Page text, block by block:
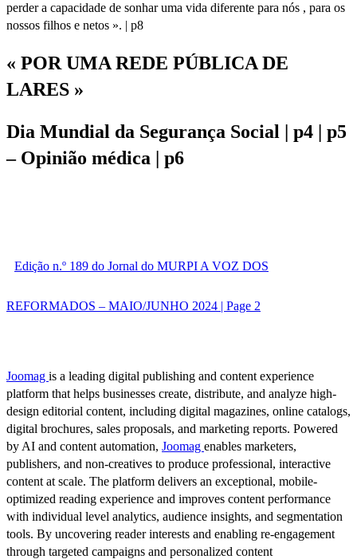
perder a capacidade de sonhar uma vida diferente para nós , para os
nossos filhos e netos ». | p8
« POR UMA REDE PÚBLICA DE
LARES »
Dia Mundial da Segurança Social | p4 | p5
– Opinião médica | p6
Edição n.º 189 do Jornal do MURPI A VOZ DOS
REFORMADOS – MAIO/JUNHO 2024 | Page 2
Joomag is a leading digital publishing and content experience
platform that helps businesses create, distribute, and analyze high-
design editorial content, including digital magazines, online catalogs,
digital brochures, sales proposals, and marketing reports. Powered
by AI and content automation, Joomag enables marketers,
publishers, and non-creatives to produce professional, interactive
content at scale. The platform delivers an exceptional, mobile-
optimized reading experience and improves content performance
with individual level analytics, audience insights, and segmentation
tools. By uncovering reader interests and enabling re-engagement
through targeted campaigns and personalized content